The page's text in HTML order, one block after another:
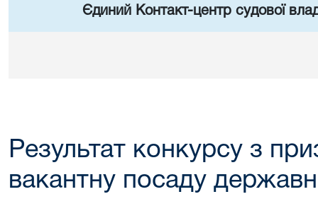
Єдиний Контакт-центр судової
Результат конкурсу з
вакантну посаду